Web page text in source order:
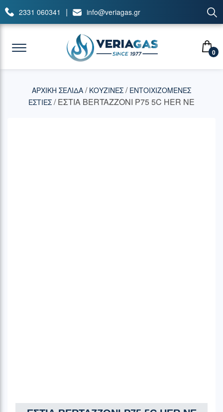
2331 060341 | info@veriagas.gr
0
ΑΡΧΙΚΉ ΣΕΛΊΔΑ / ΚΟΥΖΙΝΕΣ / ΕΝΤΟΙΧΙΖΟΜΕΝΕΣ
ΕΣΤΙΕΣ / ΕΣΤΙΑ BERTAZZONI P75 5C HER NE